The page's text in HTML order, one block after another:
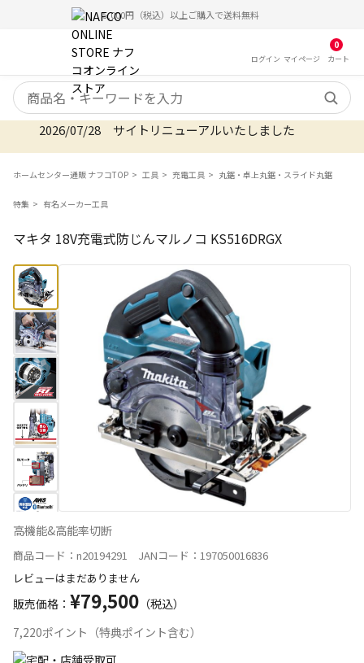
5,000円（税込）以上ご購入で送料無料
ログイン マイ ページ
0
カート
検索キーワード
2026/07/28 サイトリニューアルいたしました
ホームセンター通販 ナフコTOP 工具 充電工具 丸鋸・卓上丸鋸・スライド丸鋸
特集 有名メーカー工具
マキタ 18V充電式防じんマルノコ KS516DRGX
高機能&高能率切断
商品コード：n20194291 JANコード：197050016836
レビューはまだありません
販売価格： ¥79,500 （税込）
7,220ポイント（特典ポイント含む）